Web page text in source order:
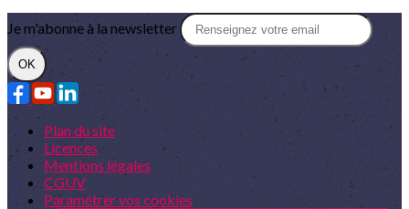
Je m'abonne à la newsletter
OK
Plan du site
Licences
Mentions légales
CGUV
Paramétrer vos cookies